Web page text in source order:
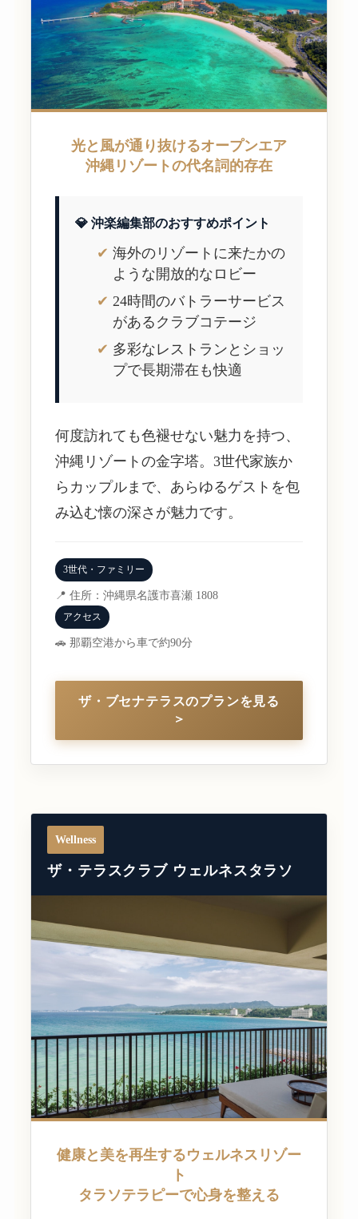
光と風が通り抜けるオープンエア
沖縄リゾートの代名詞的存在
💎 沖楽編集部のおすすめポイント
海外のリゾートに来たかの
ような開放的なロビー
24時間のバトラーサービス
があるクラブコテージ
多彩なレストランとショッ
プで長期滞在も快適
何度訪れても色褪せない魅力を持つ、
沖縄リゾートの金字塔。3世代家族か
らカップルまで、あらゆるゲストを包
み込む懐の深さが魅力です。
3世代・ファミリー
📍 住所：沖縄県名護市喜瀬 1808
アクセス
🚗 那覇空港から車で約90分
ザ・ブセナテラスのプランを見る
＞
Wellness
ザ・テラスクラブ ウェルネスタラソ
健康と美を再生するウェルネスリゾー
ト
タラソテラピーで心身を整える